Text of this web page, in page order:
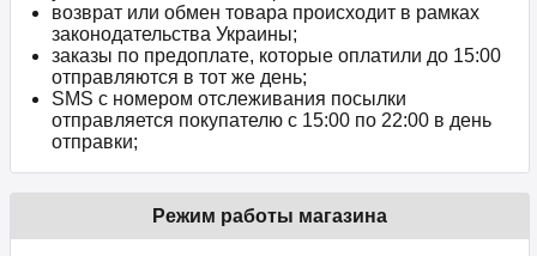
возврат или обмен товара происходит в рамках
законодательства Украины;
заказы по предоплате, которые оплатили до 15:00
отправляются в тот же день;
SMS с номером отслеживания посылки
отправляется покупателю с 15:00 по 22:00 в день
отправки;
Режим работы магазина